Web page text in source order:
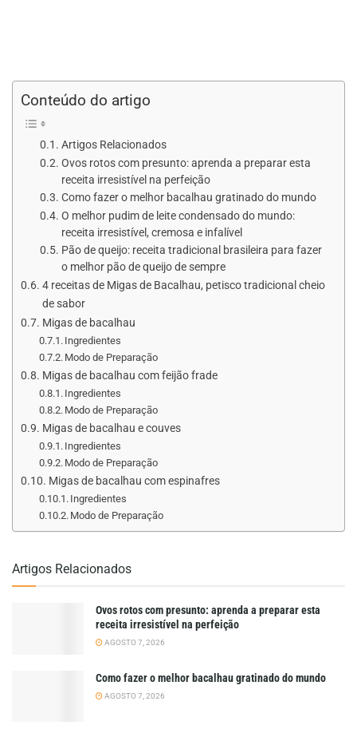
Conteúdo do artigo
Artigos Relacionados
Ovos rotos com presunto: aprenda a preparar esta
receita irresistível na perfeição
Como fazer o melhor bacalhau gratinado do mundo
O melhor pudim de leite condensado do mundo:
receita irresistível, cremosa e infalível
Pão de queijo: receita tradicional brasileira para fazer
o melhor pão de queijo de sempre
4 receitas de Migas de Bacalhau, petisco tradicional cheio
de sabor
Migas de bacalhau
Ingredientes
Modo de Preparação
Migas de bacalhau com feijão frade
Ingredientes
Modo de Preparação
Migas de bacalhau e couves
Ingredientes
Modo de Preparação
Migas de bacalhau com espinafres
Ingredientes
Modo de Preparação
Artigos Relacionados
Ovos rotos com presunto: aprenda a preparar esta
receita irresistível na perfeição
AGOSTO 7, 2026
Como fazer o melhor bacalhau gratinado do mundo
AGOSTO 7, 2026